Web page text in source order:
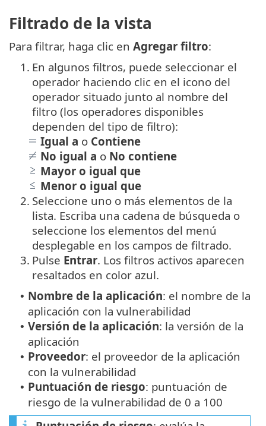
Filtrado de la vista
Para filtrar, haga clic en Agregar filtro:
1. En algunos filtros, puede seleccionar el
operador haciendo clic en el icono del
operador situado junto al nombre del
filtro (los operadores disponibles
dependen del tipo de filtro):
Igual a o Contiene
No igual a o No contiene
Mayor o igual que
Menor o igual que
2. Seleccione uno o más elementos de la
lista. Escriba una cadena de búsqueda o
seleccione los elementos del menú
desplegable en los campos de filtrado.
3. Pulse Entrar. Los filtros activos aparecen
resaltados en color azul.
• Nombre de la aplicación: el nombre de la
aplicación con la vulnerabilidad
• Versión de la aplicación: la versión de la
aplicación
• Proveedor: el proveedor de la aplicación
con la vulnerabilidad
• Puntuación de riesgo: puntuación de
riesgo de la vulnerabilidad de 0 a 100